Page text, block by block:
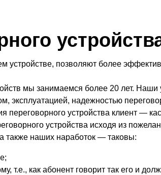
позволяют более
мы занимаемся более 20 лет. Наши
эксплуатацией, надежностью
переговорного устройства клиент —
устройства исходя из
также наших наработок — таковы:
т.е., как абонент говорит так его и